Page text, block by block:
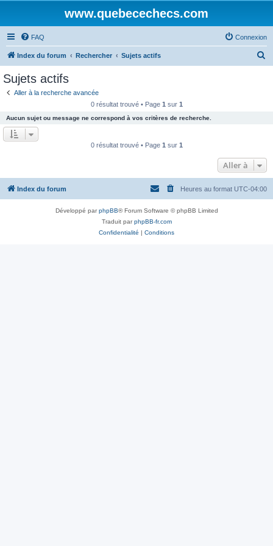
www.quebecechecs.com
FAQ Connexion
Index du forum Rechercher Sujets actifs
e
r
Sujets actifs
Aller à la recherche avancée
0 résultat trouvé • Page 1 sur 1
Aucun sujet ou message ne correspond à vos critères de recherche.
0 résultat trouvé • Page 1 sur 1
Aller à
Index du forum Heures au format UTC-04:00
Développé parphpBB® Forum Software © phpBB Limited
Traduit parphpBB-fr.com
Confidentialité | Conditions